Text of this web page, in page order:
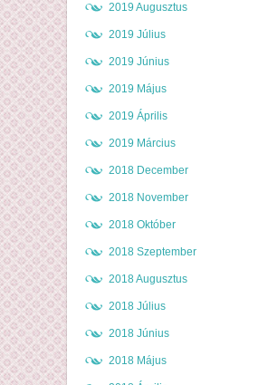
2019 Augusztus
2019 Július
2019 Június
2019 Május
2019 Április
2019 Március
2018 December
2018 November
2018 Október
2018 Szeptember
2018 Augusztus
2018 Július
2018 Június
2018 Május